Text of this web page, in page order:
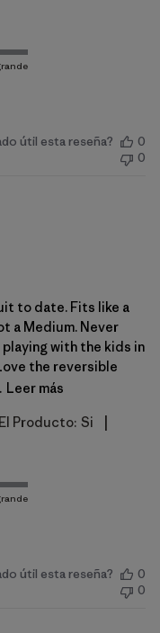
útil esta reseña?
0
0
to date. Fits like a
a Medium. Never
with the kids in
the reversible
Leer más
Producto: Si
útil esta reseña?
0
0